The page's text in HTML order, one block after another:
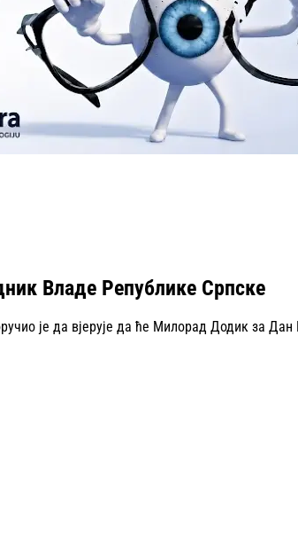
Владе Републике Српске
је да вјерује да ће Милорад Додик за